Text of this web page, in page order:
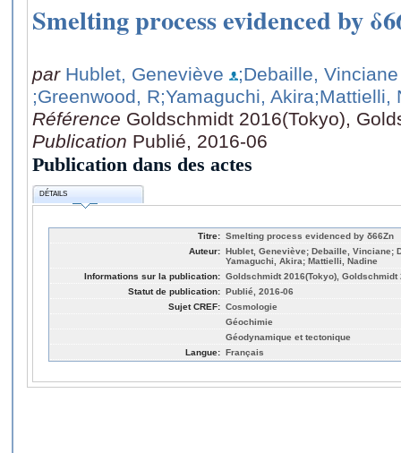
Smelting process evidenced by
par Hublet, Geneviève
;Debaille, Vinciane
;Greenwood, R;Yamaguchi, Akira;Mattielli,
Référence Goldschmidt 2016(Tokyo),
Publication Publié, 2016-06
Publication dans des actes
DÉTAILS
Titre: Smelting process evidenced by δ66Zn
Auteur: Hublet, Geneviève; Debaille, Vinciane;
Yamaguchi, Akira; Mattielli, Nadine
Informations sur la publication: Goldschmidt 2016(Tokyo), Goldschmidt
Statut de publication: Publié, 2016-06
Sujet CREF: Cosmologie
Géochimie
Géodynamique et tectonique
Langue: Français